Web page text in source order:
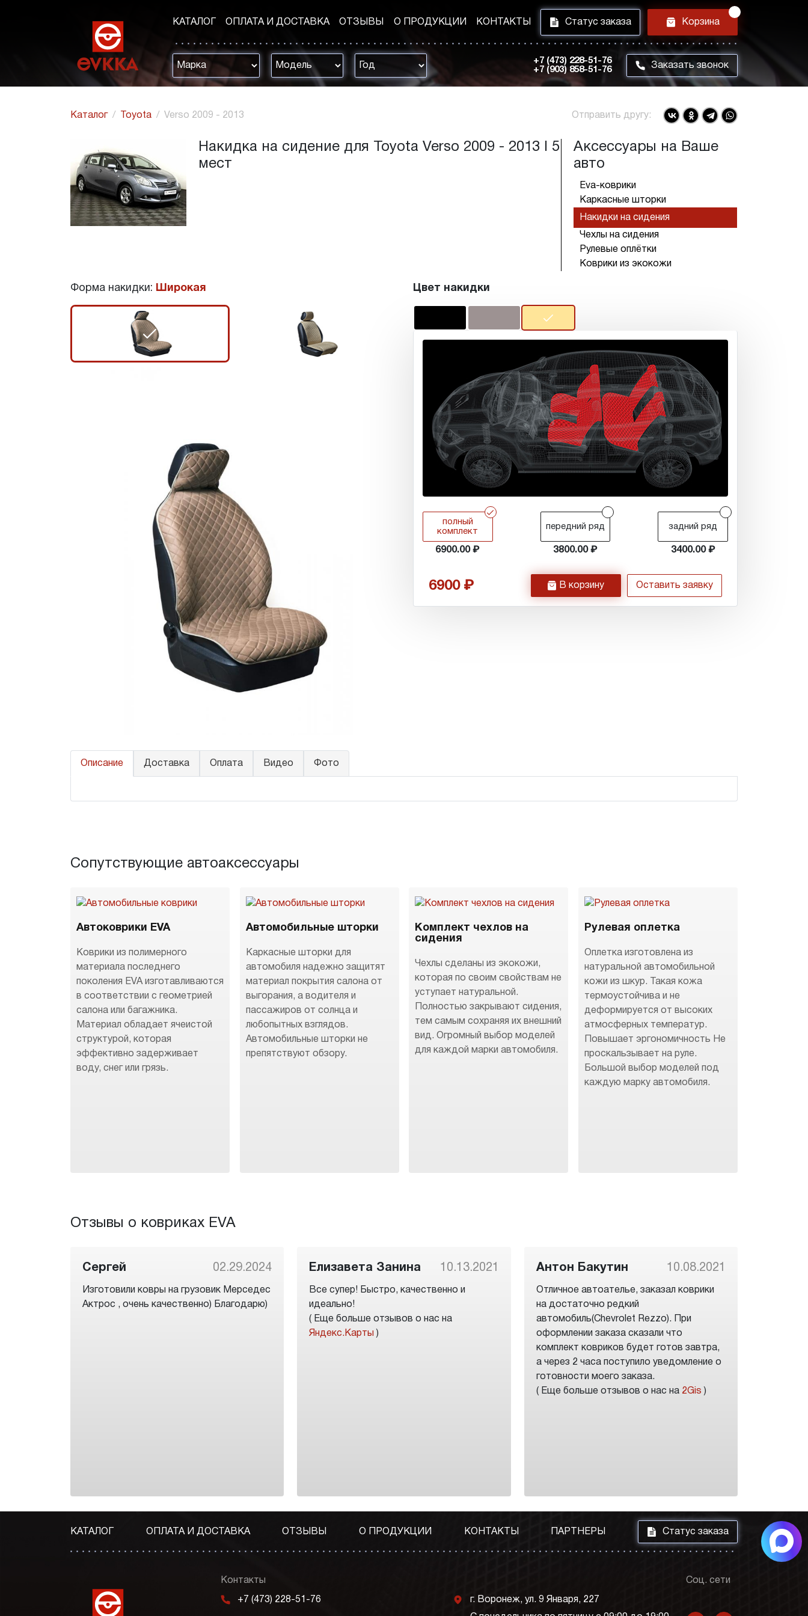
КАТАЛОГ ОПЛАТА И ДОСТАВКА ОТЗЫВЫ О ПРОДУКЦИИ КОНТАКТЫ i Статус заказа h Корзина
+7 (473) 228-51-76
+7 (903) 858-51-76
m Заказать звонок
Каталог Toyota Verso 2009 - 2013 Отправить другу:
Накидка на сидение для Toyota Verso 2009 - 2013 I 5
мест
Аксессуары на Ваше
авто
Eva-коврики
Каркасные шторки
Накидки на сидения
Чехлы на сидения
Рулевые оплётки
Коврики из экокожи
Форма накидки: Широкая
r
Цвет накидки
r
полный
комплект
6900.00
передний ряд
3800.00
задний ряд
3400.00
6900 h В корзину Оставить заявку
Описание Доставка Оплата Видео Фото
Сопутствующие автоаксессуары
Автоковрики EVA
Коврики из полимерного
материала последнего
поколения EVA изготавливаются
в соответствии с геометрией
салона или багажника.
Материал обладает ячеистой
структурой, которая
эффективно задерживает
воду, снег или грязь.
Автомобильные шторки
Каркасные шторки для
автомобиля надежно защитят
материал покрытия салона от
выгорания, а водителя и
пассажиров от солнца и
любопытных взглядов.
Автомобильные шторки не
препятствуют обзору.
Комплект чехлов на
сидения
Чехлы сделаны из экокожи,
которая по своим свойствам не
уступает натуральной.
Полностью закрывают сидения,
тем самым сохраняя их внешний
вид. Огромный выбор моделей
для каждой марки автомобиля.
Рулевая оплетка
Оплетка изготовлена из
натуральной автомобильной
кожи из шкур. Такая кожа
термоустойчива и не
деформируется от высоких
атмосферных температур.
Повышает эргономичность Не
проскальзывает на руле.
Большой выбор моделей под
каждую марку автомобиля.
Отзывы о ковриках EVA
Сергей 02.29.2024
Изготовили ковры на грузовик Мерседес
Актрос , очень качественно) Благодарю)
Елизавета Занина 10.13.2021
Все супер! Быстро, качественно и
идеально!
( Еще больше отзывов о нас на
Яндекс.Карты )
Антон Бакутин 10.08.2021
Отличное автоателье, заказал коврики
на достаточно редкий
автомобиль(Chevrolet Rezzo). При
оформлении заказа сказали что
комплект ковриков будет готов завтра,
а через 2 часа поступило уведомление о
готовности моего заказа.
( Еще больше отзывов о нас на 2Gis )
КАТАЛОГ ОПЛАТА И ДОСТАВКА ОТЗЫВЫ О ПРОДУКЦИИ КОНТАКТЫ ПАРТНЕРЫ i Статус заказа
Контакты
m +7 (473) 228-51-76 j г. Воронеж, ул. 9 Января, 227
Соц. сети